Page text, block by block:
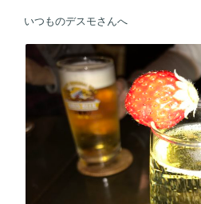
いつものデスモさんへ